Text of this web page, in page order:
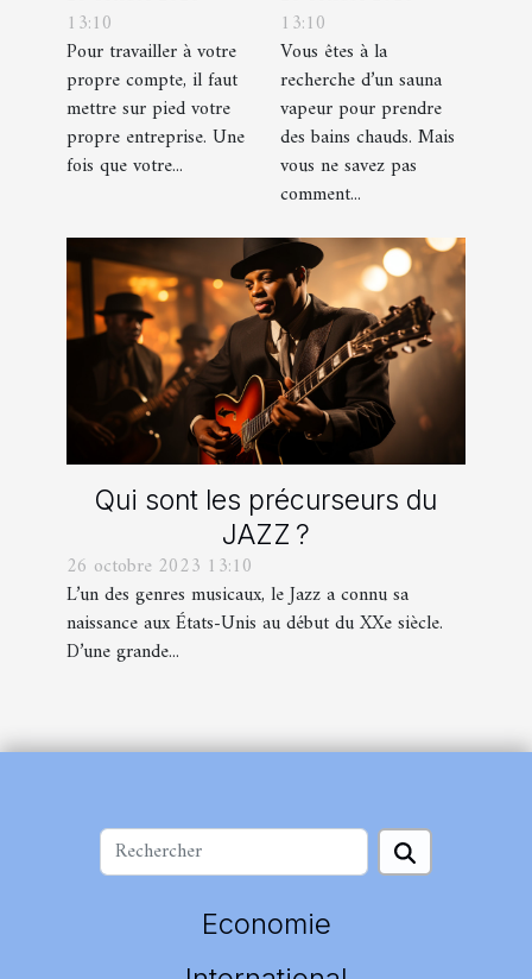
d’entreprise :
que faut-il en
savoir ?
13:10
Pour travailler à votre
propre compte, il faut
mettre sur pied votre
propre entreprise. Une
fois que votre...
prendre ?
13:10
Vous êtes à la
recherche d’un sauna
vapeur pour prendre
des bains chauds. Mais
vous ne savez pas
comment...
Qui sont les précurseurs du
JAZZ ?
26 octobre 2023 13:10
L’un des genres musicaux, le Jazz a connu sa
naissance aux États-Unis au début du XXe siècle.
D’une grande...
Economie